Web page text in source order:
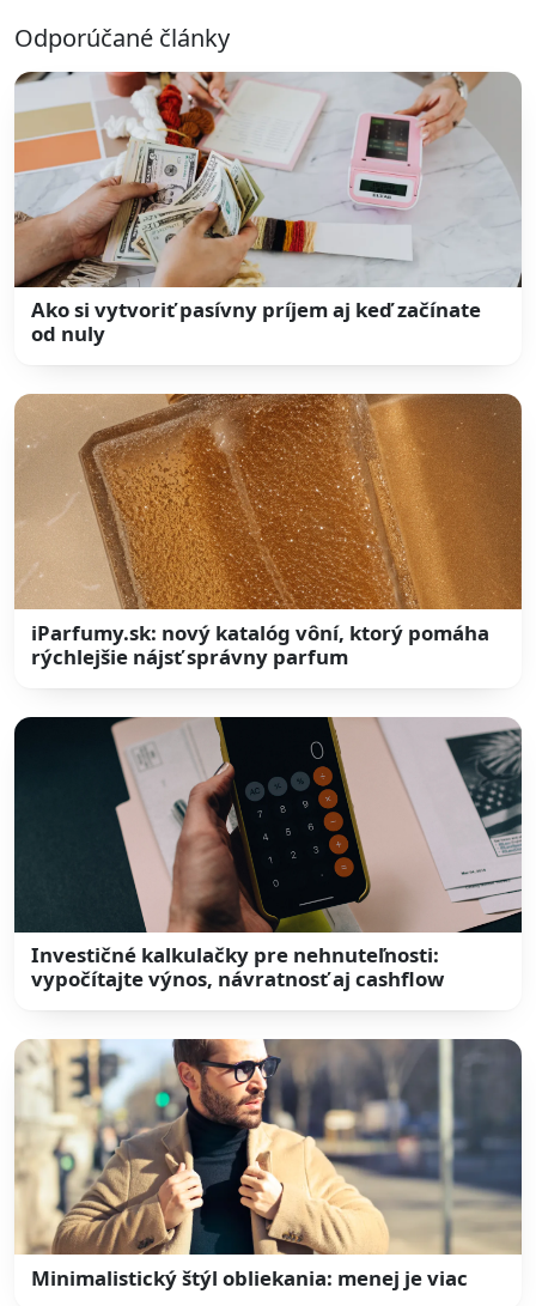
Odporúčané články
Ako si vytvoriť pasívny príjem aj keď začínate
od nuly
iParfumy.sk: nový katalóg vôní, ktorý pomáha
rýchlejšie nájsť správny parfum
Investičné kalkulačky pre nehnuteľnosti:
vypočítajte výnos, návratnosť aj cashflow
Minimalistický štýl obliekania: menej je viac